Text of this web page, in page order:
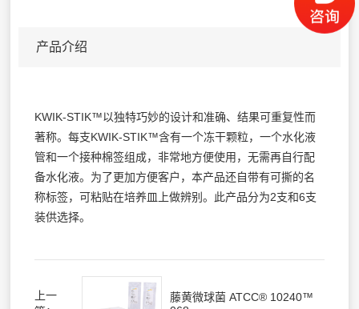
产品介绍
KWIK-STIK™以独特巧妙的设计和准确、结果可重复性而
著称。每支KWIK-STIK™含有一个冻干颗粒，一个水化液
管和一个接种棉签组成，非常地方便使用，无需再自行配
备水化液。为了更加方便客户，本产品还自带有可撕的名
称标签，可粘贴在培养皿上做辨别。此产品分为2支和6支
装供选择。
上一
藤黄微球菌 ATCC® 10240™